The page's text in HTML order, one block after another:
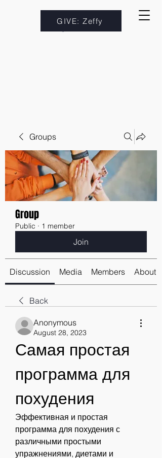
GIVE: Zeffy
Groups
Group
Public · 1 member
Join
Discussion Media Members About
Back
Anonymous
August 28, 2023
Самая простая
программа для
похудения
Эффективная и простая
программа для похудения с
различными простыми
упражнениями, диетами и